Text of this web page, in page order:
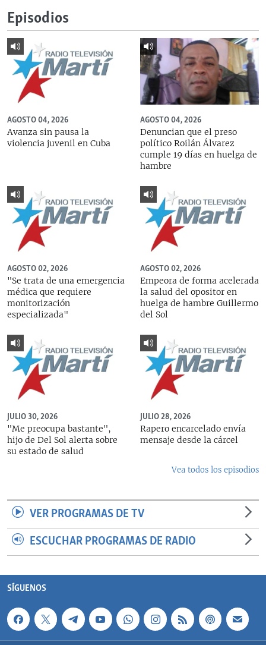
Episodios
AGOSTO 04, 2026
Avanza sin pausa la
violencia juvenil en Cuba
AGOSTO 04, 2026
Denuncian que el preso
político Roilán Álvarez
cumple 19 días en huelga de
hambre
AGOSTO 02, 2026
"Se trata de una emergencia
médica que requiere
monitorización
especializada"
AGOSTO 02, 2026
Empeora de forma acelerada
la salud del opositor en
huelga de hambre Guillermo
del Sol
JULIO 30, 2026
"Me preocupa bastante",
hijo de Del Sol alerta sobre
su estado de salud
JULIO 28, 2026
Rapero encarcelado envía
mensaje desde la cárcel
Vea todos los episodios
VER PROGRAMAS DE TV
ESCUCHAR PROGRAMAS DE RADIO
SÍGUENOS